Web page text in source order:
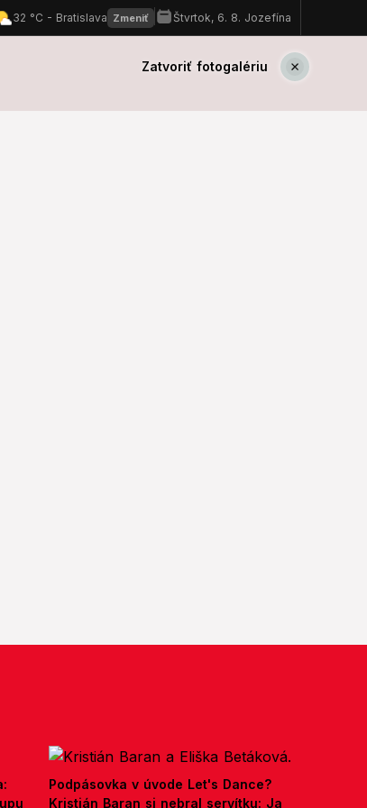
Zatvoriť fotogalériu
Podpásovka v úvode Let's Dance?
Kristián Baran si nebral servítku: Ja